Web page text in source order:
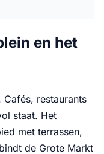
en het
Cafés, restaurants
staat. Het
met terrassen,
de Grote Markt